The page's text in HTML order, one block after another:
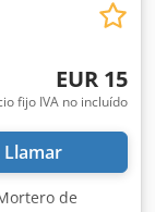
EUR 15
fijo IVA no incluído
Llamar
de